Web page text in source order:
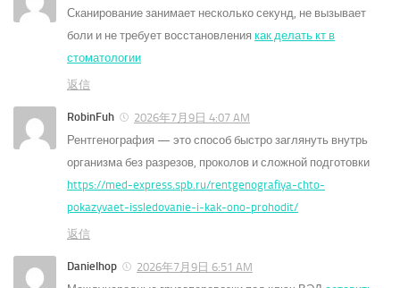
Сканирование занимает несколько секунд, не вызывает
боли и не требует восстановления как делать кт в
стоматологии
返信
RobinFuh
2026年7月9日 4:07 AM
Рентгенография — это способ быстро заглянуть внутрь
организма без разрезов, проколов и сложной подготовки
https://med-express.spb.ru/rentgenografiya-chto-
pokazyvaet-issledovanie-i-kak-ono-prohodit/
返信
Danielhop
2026年7月9日 6:51 AM